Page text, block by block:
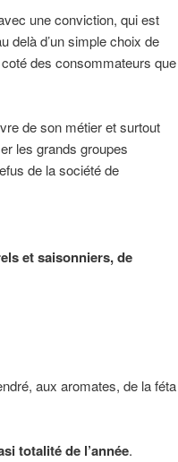
une conviction, qui est
delà d’un simple choix de
des consommateurs que
de son métier et surtout
les grands groupes
de la société de
et saisonniers, de
aux aromates, de la féta
totalité de l’année.